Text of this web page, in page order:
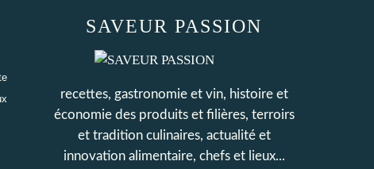
SAVEUR PASSION
recettes, gastronomie et vin, histoire et
économie des produits et filières, terroirs
et tradition culinaires, actualité et
innovation alimentaire, chefs et lieux...